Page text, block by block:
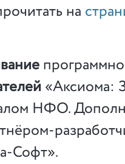
на
«Аксиома:
НФО.
Софт».